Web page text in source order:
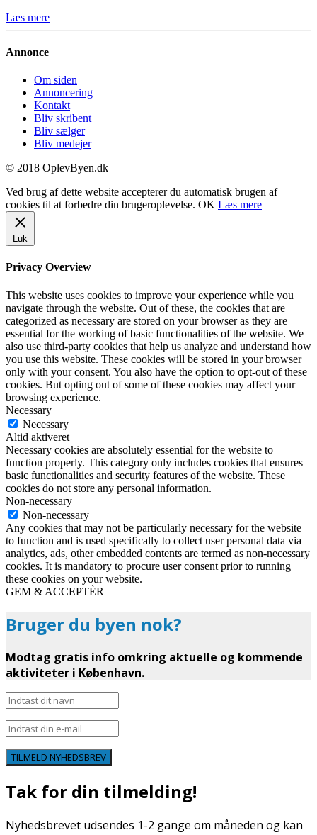
Læs mere
Annonce
Om siden
Annoncering
Kontakt
Bliv skribent
Bliv sælger
Bliv medejer
© 2018 OplevByen.dk
Ved brug af dette website accepterer du automatisk brugen af
cookies til at forbedre din brugeroplevelse. OK Læs mere
Luk
Privacy Overview
This website uses cookies to improve your experience while you
navigate through the website. Out of these, the cookies that are
categorized as necessary are stored on your browser as they are
essential for the working of basic functionalities of the website. We
also use third-party cookies that help us analyze and understand how
you use this website. These cookies will be stored in your browser
only with your consent. You also have the option to opt-out of these
cookies. But opting out of some of these cookies may affect your
browsing experience.
Necessary
Necessary
Altid aktiveret
Necessary cookies are absolutely essential for the website to
function properly. This category only includes cookies that ensures
basic functionalities and security features of the website. These
cookies do not store any personal information.
Non-necessary
Non-necessary
Any cookies that may not be particularly necessary for the website
to function and is used specifically to collect user personal data via
analytics, ads, other embedded contents are termed as non-necessary
cookies. It is mandatory to procure user consent prior to running
these cookies on your website.
GEM & ACCEPTÈR
Bruger du byen nok?
Modtag gratis info omkring aktuelle og kommende
aktiviteter i København.
TILMELD NYHEDSBREV
Tak for din tilmelding!
Nyhedsbrevet udsendes 1-2 gange om måneden og kan